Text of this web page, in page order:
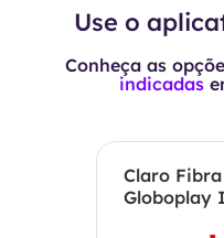
Use o
Conheça as
indicadas
Claro
Globoplay